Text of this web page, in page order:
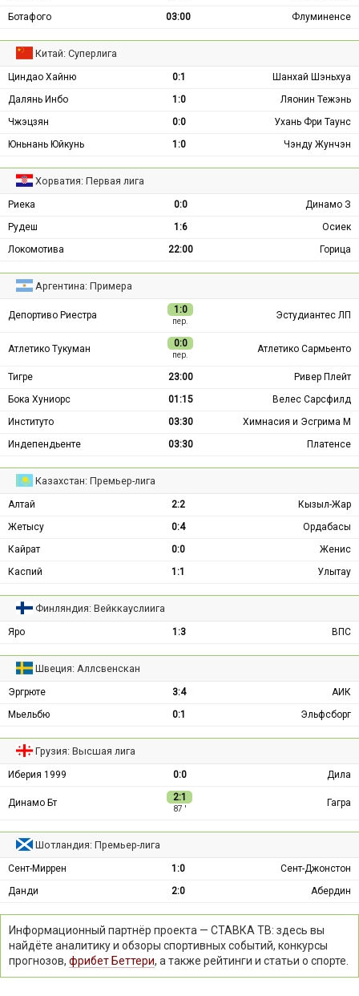
Ботафого
03:00 Флуминенсе
Китай: Суперлига
Циндао Хайню 0:1
Шанхай Шэньхуа
Далянь Инбо
1:0
Ляонин Тежэнь
Чжэцзян
0:0
Ухань Фри Таунс
Юньнань Юйкунь
1:0 Чэнду Жунчэн
Хорватия: Первая лига
Риека 0:0
Динамо З
Рудеш
1:6
Осиек
Локомотива
22:00 Горица
Аргентина: Примера
Депортиво Риестра 1:0
пер.
Эстудиантес ЛП
Атлетико Тукуман 0:0
пер.
Атлетико Сармьенто
Тигре 23:00
Ривер Плейт
Бока Хуниорс
01:15
Велес Сарсфилд
Институто
03:30
Химнасия и Эсгрима М
Индепендьенте
03:30 Платенсе
Казахстан: Премьер-лига
Алтай 2:2
Кызыл-Жар
Жетысу
0:4
Ордабасы
Кайрат
0:0
Женис
Каспий
1:1 Улытау
Финляндия: Вейккауслиига
Яро 1:3 ВПС
Швеция: Аллсвенскан
Эргрюте 3:4
АИК
Мьельбю
0:1 Эльфсборг
Грузия: Высшая лига
Иберия 1999 0:0 Дила
Динамо Бт 2:1
87 ′
Гагра
Шотландия: Премьер-лига
Сент-Миррен 1:0
Сент-Джонстон
Данди
2:0 Абердин
Информационный партнёр проекта — СТАВКА ТВ: здесь вы
найдёте аналитику и обзоры спортивных событий, конкурсы
прогнозов, фрибет Беттери, а также рейтинги и статьи о спорте.